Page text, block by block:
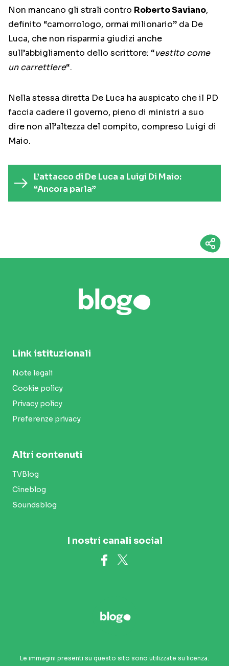
Non mancano gli strali contro Roberto Saviano,
definito “camorrologo, ormai milionario” da De
Luca, che non risparmia giudizi anche
sull’abbigliamento dello scrittore: “vestito come
un carrettiere“.
Nella stessa diretta De Luca ha auspicato che il PD
faccia cadere il governo, pieno di ministri a suo
dire non all’altezza del compito, compreso Luigi di
Maio.
L’attacco di De Luca a Luigi Di Maio:
“Ancora parla”
Link istituzionali
Note legali
Cookie policy
Privacy policy
Preferenze privacy
Altri contenuti
TVBlog
Cineblog
Soundsblog
I nostri canali social
Le immagini presenti su questo sito sono utilizzate su licenza.